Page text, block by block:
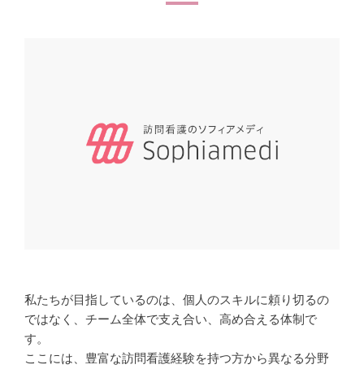
私たちが目指しているのは、個人のスキルに頼り切るの
ではなく、チーム全体で支え合い、高め合える体制で
す。
ここには、豊富な訪問看護経験を持つ方から異なる分野